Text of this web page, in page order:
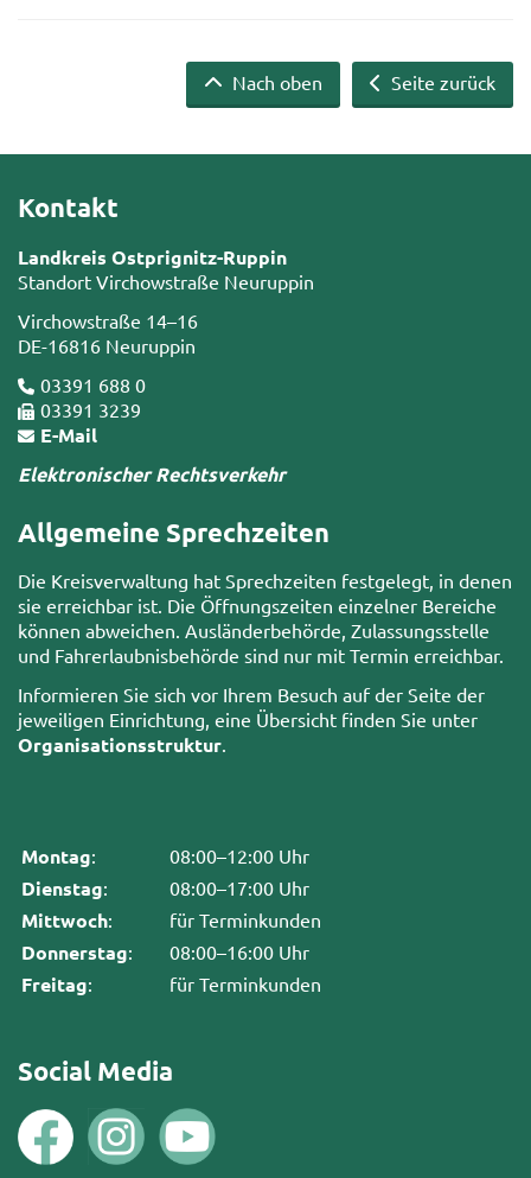
Seite zurück
Nach oben
Kontakt
Landkreis Ostprignitz-Ruppin
Standort Virchowstraße Neuruppin
Virchowstraße 14–16
DE-16816 Neuruppin
03391 688 0
03391 3239
E-Mail
Elektronischer Rechtsverkehr
Allgemeine Sprechzeiten
Die Kreisverwaltung hat Sprechzeiten festgelegt, in denen
sie erreichbar ist. Die Öffnungszeiten einzelner Bereiche
können abweichen. Ausländerbehörde, Zulassungsstelle
und Fahrerlaubnisbehörde sind nur mit Termin erreichbar.
Informieren Sie sich vor Ihrem Besuch auf der Seite der
jeweiligen Einrichtung, eine Übersicht finden Sie unter
Organisationsstruktur.
Montag: 08:00–12:00 Uhr
Dienstag: 08:00–17:00 Uhr
Mittwoch: für Terminkunden
Donnerstag: 08:00–16:00 Uhr
Freitag: für Terminkunden
Social Media